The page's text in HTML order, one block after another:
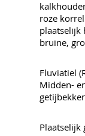
roze
plaatselijk
bruine,
Fluviatiel
Midden-
Plaatselijk